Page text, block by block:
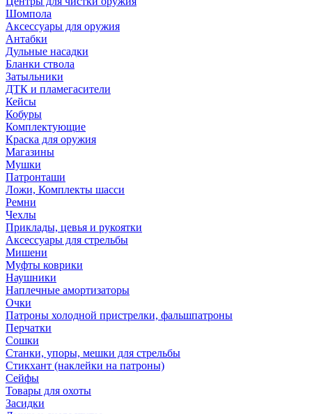
Шомпола
Аксессуары для оружия
Антабки
Дульные насадки
Бланки ствола
Затыльники
ДТК и пламегасители
Кейсы
Кобуры
Комплектующие
Краска для оружия
Магазины
Мушки
Патронташи
Ложи, Комплекты шасси
Ремни
Чехлы
Приклады, цевья и рукоятки
Аксессуары для стрельбы
Мишени
Муфты коврики
Наушники
Наплечные амортизаторы
Очки
Патроны холодной пристрелки, фальшпатроны
Перчатки
Сошки
Станки, упоры, мешки для стрельбы
Стикхант (наклейки на патроны)
Сейфы
Товары для охоты
Засидки